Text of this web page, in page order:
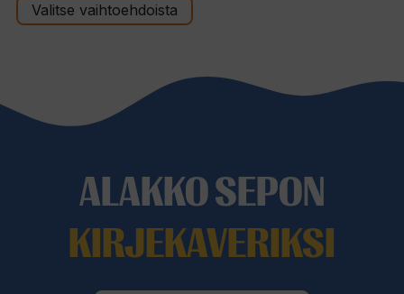
Valitse vaihtoehdoista
ALAKKO SEPON
KIRJEKAVERIKSI